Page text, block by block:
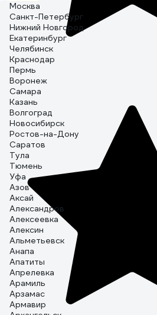
Москва
Санкт-Петербург
Нижний Новгород
Екатеринбург
Челябинск
Краснодар
Пермь
Воронеж
Самара
Казань
Волгоград
Новосибирск
Ростов-на-Дону
Саратов
Тула
Тюмень
Уфа
Азов
Аксай
Александров
Алексеевка
Алексин
Альметьевск
Анапа
Апатиты
Апрелевка
Арамиль
Арзамас
Армавир